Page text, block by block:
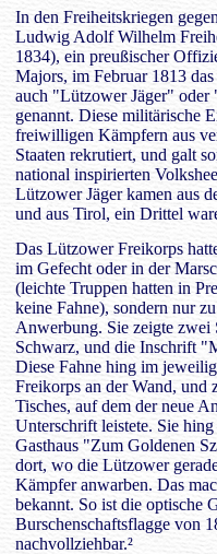
In den Freiheitskriegen
Ludwig Adolf Wilhelm
1834), ein preußischer
Majors, im Februar 1813
auch "Lützower Jäger" oder
genannt. Diese militärische
freiwilligen Kämpfern aus
Staaten rekrutiert, und galt
national inspirierten
Lützower Jäger kamen aus
und aus Tirol, ein Drittel
Das Lützower Freikorps
im Gefecht oder in der
(leichte Truppen hatten in
keine Fahne), sondern nur
Anwerbung. Sie zeigte zwei
Schwarz, und die Inschrift
Diese Fahne hing im
Freikorps an der Wand, und
Tisches, auf dem der neue
Unterschrift leistete. Sie
Gasthaus "Zum Goldenen
dort, wo die Lützower
Kämpfer anwarben. Das
bekannt. So ist die optische
Burschenschaftsflagge von
nachvollziehbar.²